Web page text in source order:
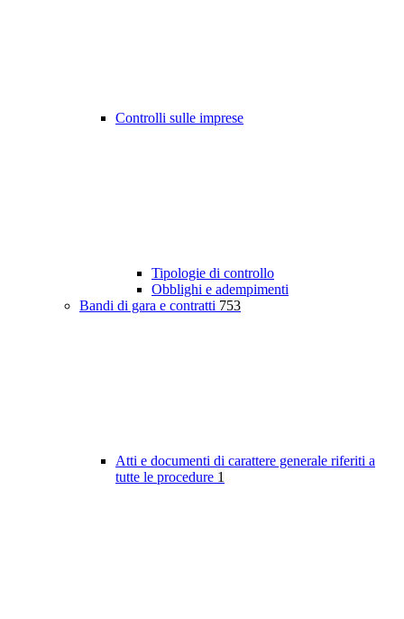
Controlli sulle imprese
Tipologie di controllo
Obblighi e adempimenti
Bandi di gara e contratti 753
Atti e documenti di carattere generale riferiti a
tutte le procedure 1